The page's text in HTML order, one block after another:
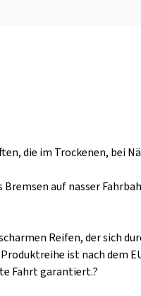
die im Trockenen, bei
auf nasser
Reifen, der sich
ist nach dem
Fahrt garantiert.?